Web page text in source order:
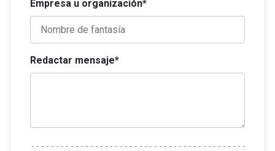
Empresa u organización*
Redactar mensaje*